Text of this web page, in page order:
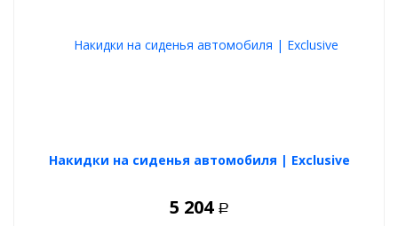
Накидки на сиденья автомобиля | Exclusive
5 204 Р